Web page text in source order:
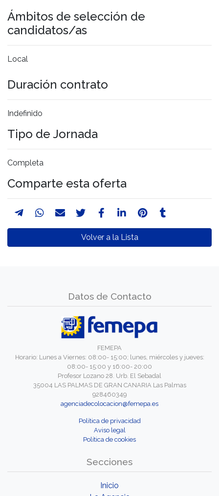
Ámbitos de selección de
candidatos/as
Local
Duración contrato
Indefinido
Tipo de Jornada
Completa
Comparte esta oferta
Volver a la Lista
Datos de Contacto
FEMEPA
Horario: Lunes a Viernes: 08:00- 15:00; lunes, miércoles y jueves:
08:00- 15:00 y 16:00- 20:00
Profesor Lozano 28. Urb. El Sebadal
35004 LAS PALMAS DE GRAN CANARIA Las Palmas
928460349
agenciadecolocacion@femepa.es
Política de privacidad
Aviso legal
Política de cookies
Secciones
Inicio